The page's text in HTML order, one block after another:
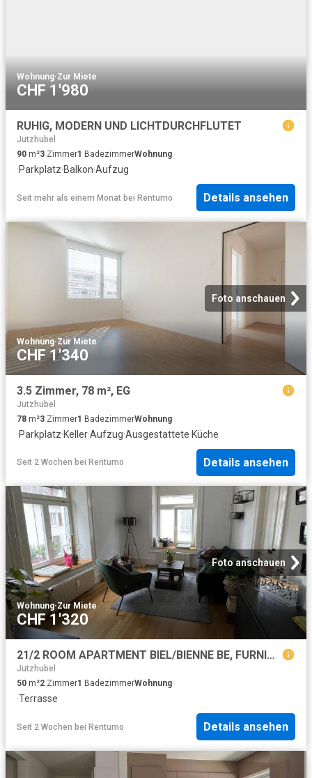
Wohnung·Zur Miete
CHF 1'980
RUHIG, MODERN UND LICHTDURCHFLUTET
Jutzhubel
90 m²3 Zimmer1 BadezimmerWohnung
·Parkplatz·Balkon·Aufzug
Seit mehr als einem Monat bei Rentumo Details ansehen
Foto anschauen
Wohnung·Zur Miete
CHF 1'340
3.5 Zimmer, 78 m², EG
Jutzhubel
78 m²3 Zimmer1 BadezimmerWohnung
·Parkplatz·Keller·Aufzug·Ausgestattete Küche
Seit 2 Wochen bei Rentumo Details ansehen
Foto anschauen
Wohnung·Zur Miete
CHF 1'320
21/2 ROOM APARTMENT BIEL/BIENNE BE, FURNISHED, FIXED TERM
Jutzhubel
50 m²2 Zimmer1 BadezimmerWohnung
·Terrasse
Seit 2 Wochen bei Rentumo Details ansehen